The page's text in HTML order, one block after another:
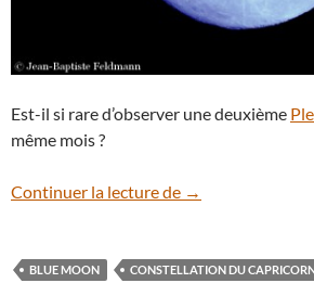
Est-il si rare d’observer une deuxième
même mois ?
Continuer la lecture de La Lune bleue,
→
BLUE MOON CONSTELLATION DU